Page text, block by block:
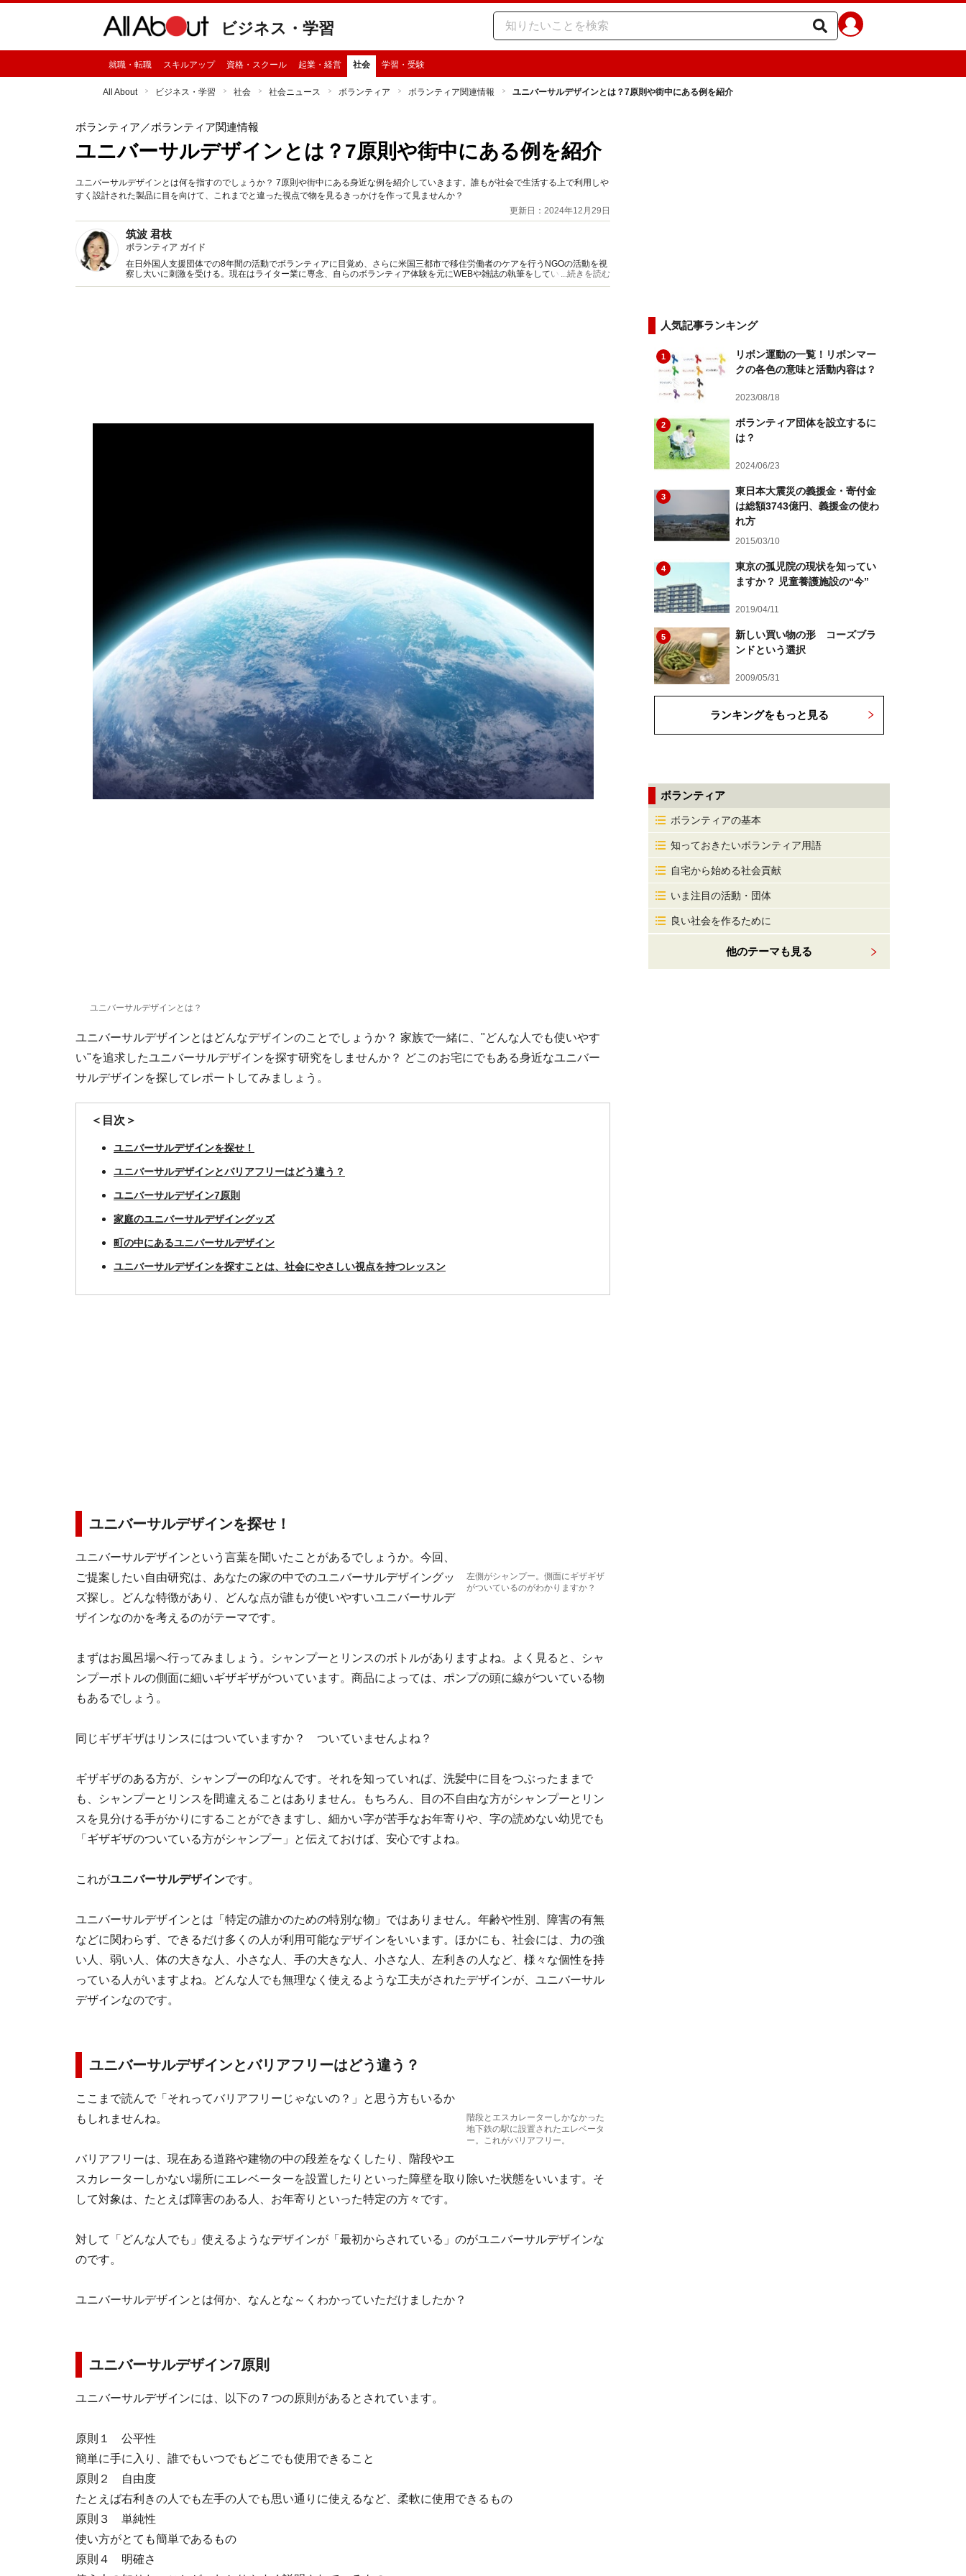
ビジネス・学習
就職・転職 スキルアップ 資格・スクール 起業・経営 社会 学習・受験
All About ビジネス・学習 社会 社会ニュース ボランティア ボランティア関連情報 ユニバーサルデザインとは？7原則や街中にある例を紹介
ボランティア ／ボランティア関連情報
ユニバーサルデザインとは？7原則や街中にある例を紹介
ユニバーサルデザインとは何を指すのでしょうか？ 7原則や街中にある身近な例を紹介していきます。誰もが社会で生活する上で利用しや
すく設計された製品に目を向けて、これまでと違った視点で物を見るきっかけを作って見ませんか？
更新日：2024年12月29日
筑波 君枝
ボランティア ガイド
在日外国人支援団体での8年間の活動でボランティアに目覚め、さらに米国三都市で移住労働者のケアを行うNGOの活動を視
察し大いに刺激を受ける。現在はライター業に専念、自らのボランティア体験を元にWEBや雑誌の執筆をしています。『こ
んな募金箱に寄付してはいけない』青春出版社など著書多数。
...続きを読む
ユニバーサルデザインとは？
ユニバーサルデザインとはどんなデザインのことでしょうか？ 家族で一緒に、"どんな人でも使いやす
い"を追求したユニバーサルデザインを探す研究をしませんか？ どこのお宅にでもある身近なユニバー
サルデザインを探してレポートしてみましょう。
＜目次＞
ユニバーサルデザインを探せ！
ユニバーサルデザインとバリアフリーはどう違う？
ユニバーサルデザイン7原則
家庭のユニバーサルデザイングッズ
町の中にあるユニバーサルデザイン
ユニバーサルデザインを探すことは、社会にやさしい視点を持つレッスン
ユニバーサルデザインを探せ！
左側がシャンプー。側面にギザギザ
がついているのがわかりますか？
ユニバーサルデザインという言葉を聞いたことがあるでしょうか。今回、
ご提案したい自由研究は、あなたの家の中でのユニバーサルデザイングッ
ズ探し。どんな特徴があり、どんな点が誰もが使いやすいユニバーサルデ
ザインなのかを考えるのがテーマです。
まずはお風呂場へ行ってみましょう。シャンプーとリンスのボトルがありますよね。よく見ると、シャ
ンプーボトルの側面に細いギザギザがついています。商品によっては、ポンプの頭に線がついている物
もあるでしょう。
同じギザギザはリンスにはついていますか？ ついていませんよね？
ギザギザのある方が、シャンプーの印なんです。それを知っていれば、洗髪中に目をつぶったままで
も、シャンプーとリンスを間違えることはありません。もちろん、目の不自由な方がシャンプーとリン
スを見分ける手がかりにすることができますし、細かい字が苦手なお年寄りや、字の読めない幼児でも
「ギザギザのついている方がシャンプー」と伝えておけば、安心ですよね。
これがユニバーサルデザインです。
ユニバーサルデザインとは「特定の誰かのための特別な物」ではありません。年齢や性別、障害の有無
などに関わらず、できるだけ多くの人が利用可能なデザインをいいます。ほかにも、社会には、力の強
い人、弱い人、体の大きな人、小さな人、手の大きな人、小さな人、左利きの人など、様々な個性を持
っている人がいますよね。どんな人でも無理なく使えるような工夫がされたデザインが、ユニバーサル
デザインなのです。
ユニバーサルデザインとバリアフリーはどう違う？
階段とエスカレーターしかなかった
地下鉄の駅に設置されたエレベータ
ー。これがバリアフリー。
ここまで読んで「それってバリアフリーじゃないの？」と思う方もいるか
もしれませんね。
バリアフリーは、現在ある道路や建物の中の段差をなくしたり、階段やエ
スカレーターしかない場所にエレベーターを設置したりといった障壁を取り除いた状態をいいます。そ
して対象は、たとえば障害のある人、お年寄りといった特定の方々です。
対して「どんな人でも」使えるようなデザインが「最初からされている」のがユニバーサルデザインな
のです。
ユニバーサルデザインとは何か、なんとな～くわかっていただけましたか？
ユニバーサルデザイン7原則
ユニバーサルデザインには、以下の７つの原則があるとされています。
原則１ 公平性
簡単に手に入り、誰でもいつでもどこでも使用できること
原則２ 自由度
たとえば右利きの人でも左手の人でも思い通りに使えるなど、柔軟に使用できるもの
原則３ 単純性
使い方がとても簡単であるもの
原則４ 明確さ
人気記事ランキング
1
リボン運動の一覧！リボンマー
クの各色の意味と活動内容は？
2023/08/18
2
ボランティア団体を設立するに
は？
2024/06/23
3
東日本大震災の義援金・寄付金
は総額3743億円、義援金の使わ
れ方
2015/03/10
4
東京の孤児院の現状を知ってい
ますか？ 児童養護施設の“今”
2019/04/11
5
新しい買い物の形 コーズブラ
ンドという選択
2009/05/31
ランキングをもっと見る
ボランティア
ボランティアの基本
知っておきたいボランティア用語
自宅から始める社会貢献
いま注目の活動・団体
良い社会を作るために
他のテーマも見る